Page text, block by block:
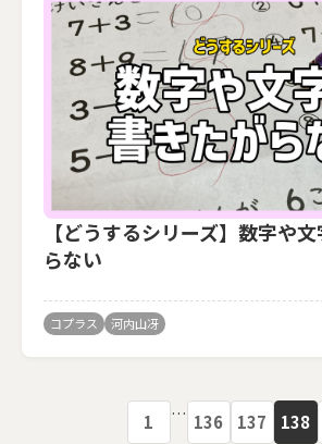
【どうするシリーズ】数字や
らない
コプラス 河内山冴
1 … 136 137 138